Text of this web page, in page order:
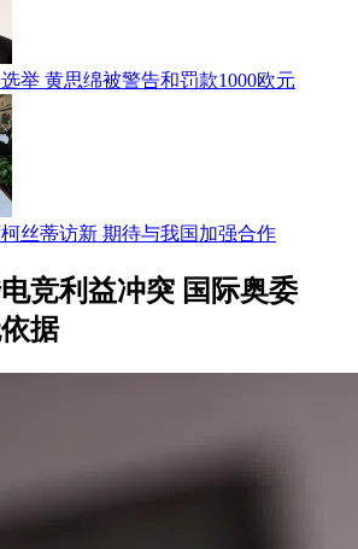
举 黄思绵被警告和罚款1000欧元
丝蒂访新 期待与我国加强合作
竞利益冲突 国际奥委
据